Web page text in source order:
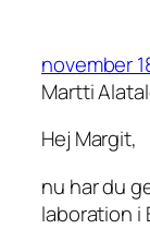
november
Martti
Hej Margit,
nu har du
laboration i